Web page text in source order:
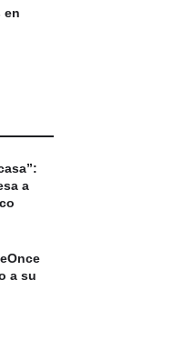
en
a
a su